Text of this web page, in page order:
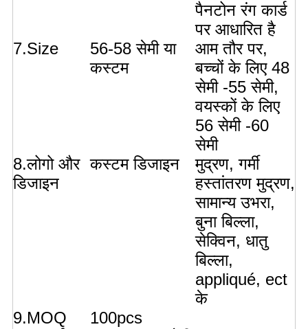
पैनटोन रंग कार्ड
पर आधारित है
7.Size
56-58 सेमी या
कस्टम
आम तौर पर,
बच्चों के लिए 48
सेमी -55 सेमी,
वयस्कों के लिए
56 सेमी -60
सेमी
8.लोगो और
डिजाइन
कस्टम डिजाइन
मुद्रण, गर्मी
हस्तांतरण मुद्रण,
सामान्य उभरा,
बुना बिल्ला,
सेक्विन, धातु
बिल्ला,
appliqué, ect
के
9.MOQ
100pcs